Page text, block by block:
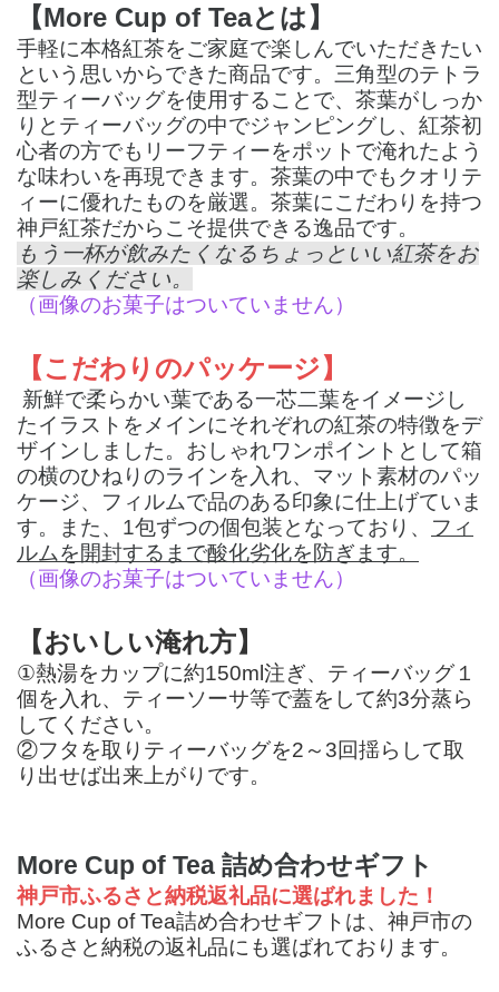
【More Cup of Teaとは】
手軽に本格紅茶をご家庭で楽しんでいただきたい
という思いからできた商品です。三角型のテトラ
型ティーバッグを使用することで、茶葉がしっか
りとティーバッグの中でジャンピングし、紅茶初
心者の方でもリーフティーをポットで淹れたよう
な味わいを再現できます。茶葉の中でもクオリテ
ィーに優れたものを厳選。茶葉にこだわりを持つ
神戸紅茶だからこそ提供できる逸品です。
もう一杯が飲みたくなるちょっといい紅茶をお
楽しみください。
（画像のお菓子はついていません）
【こだわりのパッケージ】
新鮮で柔らかい葉である一芯二葉をイメージし
たイラストをメインにそれぞれの紅茶の特徴をデ
ザインしました。おしゃれワンポイントとして箱
の横のひねりのラインを入れ、マット素材のパッ
ケージ、フィルムで品のある印象に仕上げていま
す。また、1包ずつの個包装となっており、 フィ
ルムを開封するまで酸化劣化を防ぎます。
（画像のお菓子はついていません）
【おいしい淹れ方】
①熱湯をカップに約150ml注ぎ、ティーバッグ１
個を入れ、ティーソーサ等で蓋をして約3分蒸ら
してください。
②フタを取りティーバッグを2～3回揺らして取
り出せば出来上がりです。
More Cup of Tea 詰め合わせギフト
神戸市ふるさと納税返礼品に選ばれました！
More Cup of Tea詰め合わせギフトは、神戸市の
ふるさと納税の返礼品にも選ばれております。